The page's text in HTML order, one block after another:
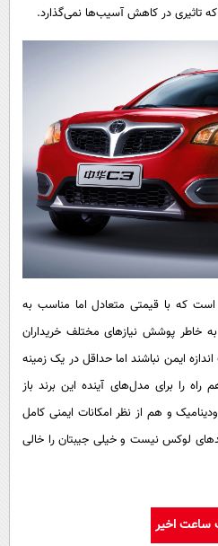
تاثیری در کاهش آسیب‌ها نمی‌گذارد.
که با قیمتی متعادل اما مناسب به
پوشش نیازهای مختلف خریداران
ایمن نباشند اما حداقل در یک زمینه
را برای مدل‌های آینده این برند باز
و هم از نظر امکانات ایمنی کامل
لوکس نیست و خیلی جیبتان را خالی
ساعت اخیر